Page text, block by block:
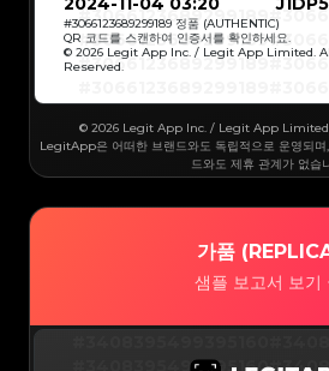
#3066123689299189
#3066123689299189
#3066123689299189
#3066123689299189
#3066123689299189
#3066123689299189
#3066123689299189
#3066123689299189
#3066123689299189
#3066123689299189
#3066123689299189
#3066123689299189
#3066123689299189
#3066123689299189
#3066123689299189
#3066123689299189
#3066123689299189
#3066123689299189
#3066123689299189
#3066123689299189
#3066123689299189
#3066123689299189 정품 (AUTHENTIC)
QR 코드를 스캔하여 인증서를 확인하세요.
© 2026 Legit App Inc. / Legit App Limited.
Reserved.
© 2026 Legit App Inc. / Legit App
LegitApp은 어떠한 브랜드와도 독립적으로 운영되며
드와도 제휴 관계가 없습
가품
샘플 보고서 보기
#3408395499395160